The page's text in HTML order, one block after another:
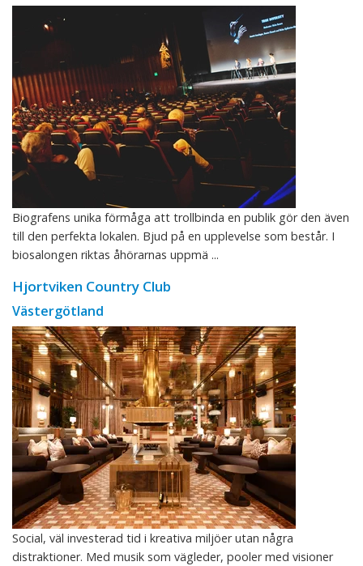
Biografens unika förmåga att trollbinda en publik gör den även
till den perfekta lokalen. Bjud på en upplevelse som består. I
biosalongen riktas åhörarnas uppmä ...
Hjortviken Country Club
Västergötland
Social, väl investerad tid i kreativa miljöer utan några
distraktioner. Med musik som vägleder, pooler med visioner